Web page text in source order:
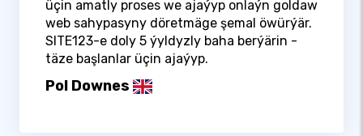
üçin amatly proses we ajaýyp onlaýn goldaw
web sahypasyny döretmäge şemal öwürýär.
SITE123-e doly 5 ýyldyzly baha berýärin -
täze başlanlar üçin ajaýyp.
Pol Downes